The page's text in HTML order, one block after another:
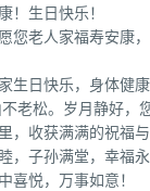
生日快乐！
老人家福寿安康，
日快乐，身体健康
老松。岁月静好，
收获满满的祝福
子孙满堂，幸福永
悦，万事如意！